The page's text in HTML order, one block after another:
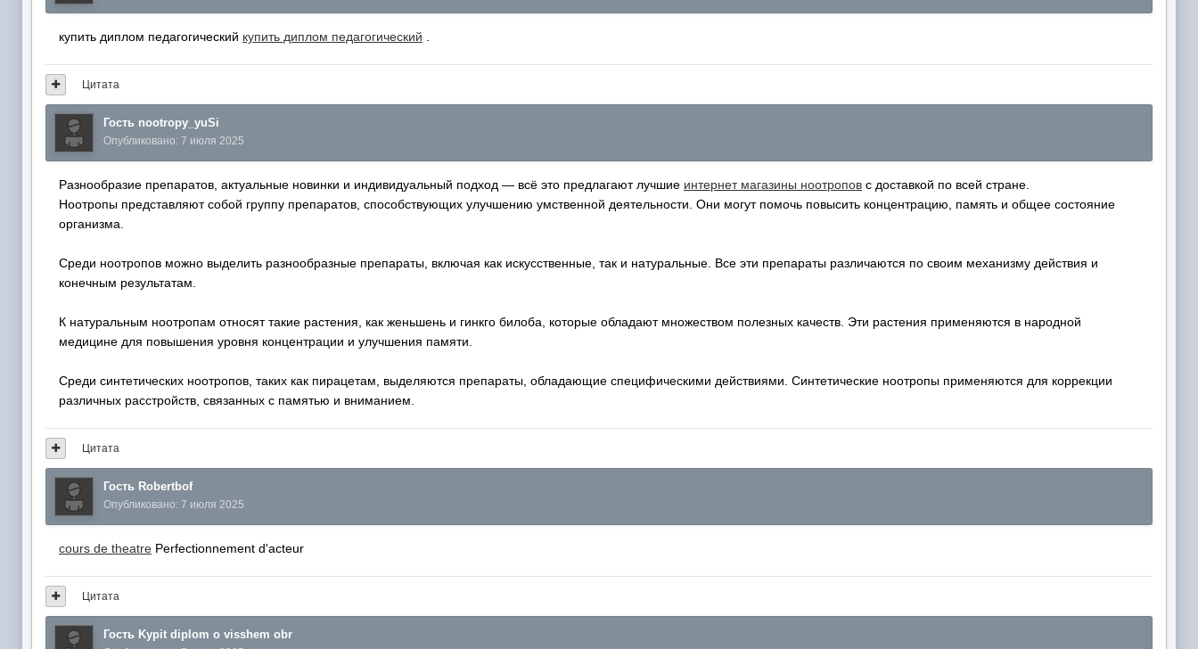
купить диплом педагогический купить диплом педагогический
Цитата
Гость nootropy_yuSi
Опубликовано: 7 июля 2025
Разнообразие препаратов, актуальные новинки и индивидуальный подход — всё это предлагают лучшие интернет магазины ноотропов с доставкой по всей стране.
Ноотропы представляют собой группу препаратов, способствующих улучшению умственной деятельности. Они могут помочь повысить концентрацию, память и общее состояние
организма.
Среди ноотропов можно выделить разнообразные препараты, включая как искусственные, так и натуральные. Все эти препараты различаются по своим механизму действия и
конечным результатам.
К натуральным ноотропам относят такие растения, как женьшень и гинкго билоба, которые обладают множеством полезных качеств. Эти растения применяются в народной
медицине для повышения уровня концентрации и улучшения памяти.
Среди синтетических ноотропов, таких как пирацетам, выделяются препараты, обладающие специфическими действиями. Синтетические ноотропы применяются для коррекции
различных расстройств, связанных с памятью и вниманием.
Цитата
Гость Robertbof
Опубликовано: 7 июля 2025
cours de theatre Perfectionnement d'acteur
Цитата
Гость Kypit diplom o visshem obr